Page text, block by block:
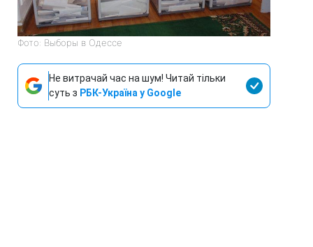
Фото: Выборы в Одессе
Не витрачай час на шум! Читай тільки
суть з РБК-Україна у Google